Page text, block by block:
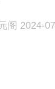
阁 2024-